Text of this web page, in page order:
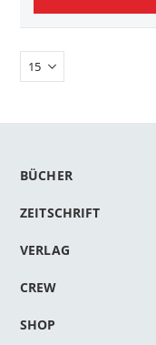
BÜCHER
ZEITSCHRIFT
VERLAG
CREW
SHOP